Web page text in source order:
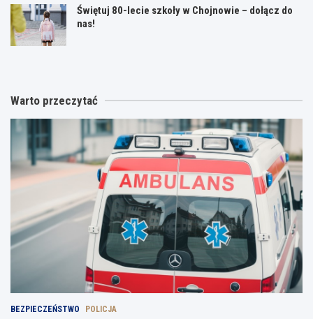
Świętuj 80-lecie szkoły w Chojnowie – dołącz do
nas!
Warto przeczytać
BEZPIECZEŃSTWO POLICJA